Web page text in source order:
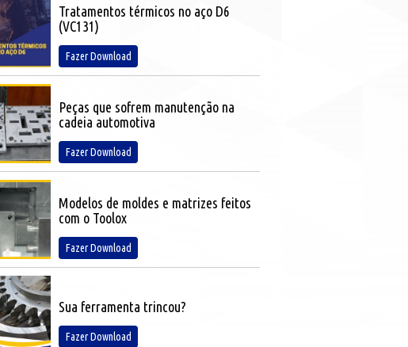
Tratamentos térmicos no aço D6
(VC131)
Fazer Download
Peças que sofrem manutenção na
cadeia automotiva
Fazer Download
Modelos de moldes e matrizes feitos
com o Toolox
Fazer Download
Sua ferramenta trincou?
Fazer Download